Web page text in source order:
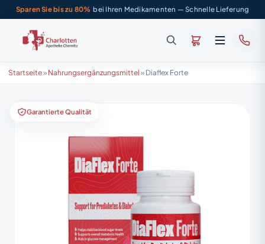
Sparen Sie bis zu 80% bei Ihren Medikamenten — Schnelle Lieferung
Startseite» Nahrungsergänzungsmittel » Diaflex Forte
Garantierte Qualität